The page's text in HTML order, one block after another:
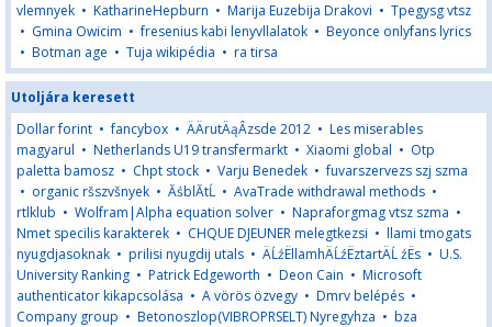
vlemnyek • KatharineHepburn • Marija Euzebija Drakovi • Tpegysg vtsz
• Gmina Owicim •fresenius kabi lenyvllalatok • Beyonce onlyfans lyrics
• Botman age • Tuja wikipédia • ra tirsa
Utoljára keresett
Dollar forint •fancybox • ÄÄrutÄąÂzsde 2012 • Les miserables
magyarul • Netherlands U19 transfermarkt • Xiaomi global • Otp
paletta bamosz • Chpt stock • Varju Benedek •fuvarszervezs szj szma
• organic ršszvšnyek • ĂśblĂ­tĹ • AvaTrade withdrawal methods •
rtlklub • Wolfram|Alpha equation solver • Napraforgmag vtsz szma •
Nmet specilis karakterek • CHQUE DJEUNER melegtkezsi • llami tmogats
nyugdjasoknak • prilisi nyugdij utals • ÄĹźËllamhÄĹźËztartÄĹ źËs • U.S.
University Ranking • Patrick Edgeworth • Deon Cain • Microsoft
authenticator kikapcsolása • A vörös özvegy • Dmrv belépés •
Company group • Betonoszlop(VIBROPRSELT) Nyregyhza • bza